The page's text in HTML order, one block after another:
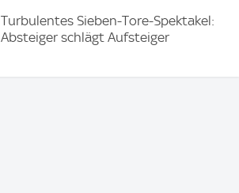
Turbulentes Sieben-Tore-Spektakel:
Absteiger schlägt Aufsteiger